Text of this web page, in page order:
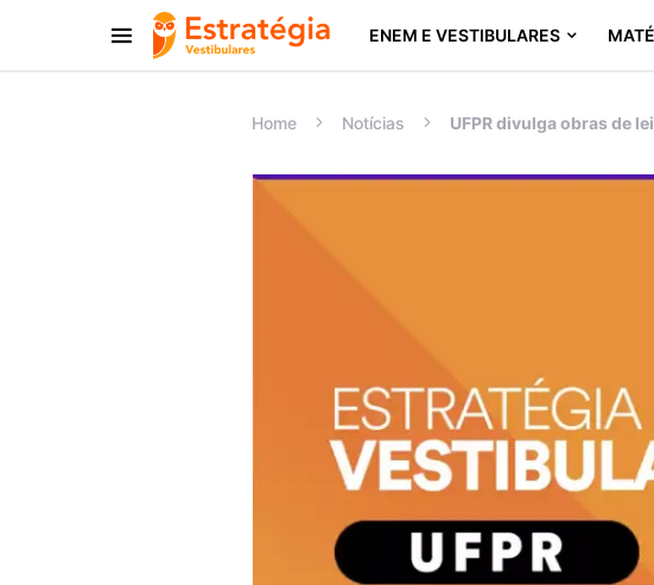
ENEM E VESTIBULARES
Procurar:
Home Notícias UFPR divulga obras de